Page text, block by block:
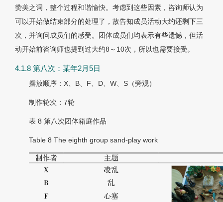
赞美之词，整个过程和谐愉快。考虑到这些因素，咨询师认为
可以开始做结束部分的处理了，故告知成员活动大约还剩下三
次，并询问成员们的感受。团体成员们均表示有些遗憾，但活
动开始前咨询师也提到过大约8～10次，所以也需要接受。
4.1.8 第八次：某年2月5日
摆放顺序：X、B、F、D、W、S（旁观）
制作轮次：7轮
表 8 第八次团体箱庭作品
Table 8 The eighth group sand-play work